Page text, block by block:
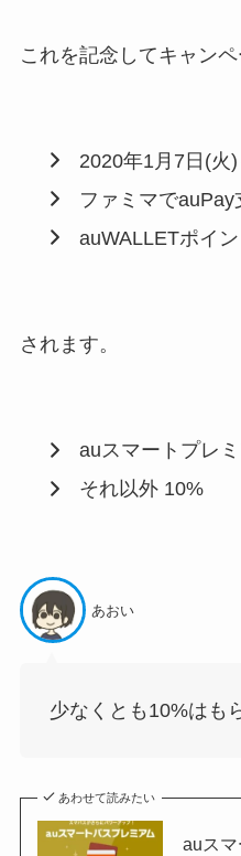
これを記念してキャン
2020年1月7日(火
ファミマでauPay
auWALLETポイ
されます。
auスマートプレ
それ以外 10%
あおい
少なくとも10%はも
あわせて読みたい
auスマ